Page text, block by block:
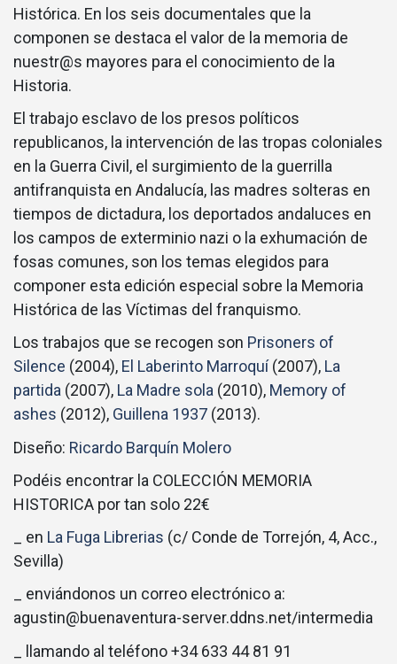
Histórica. En los seis documentales que la
componen se destaca el valor de la memoria de
nuestr@s mayores para el conocimiento de la
Historia.
El trabajo esclavo de los presos políticos
republicanos, la intervención de las tropas coloniales
en la Guerra Civil, el surgimiento de la guerrilla
antifranquista en Andalucía, las madres solteras en
tiempos de dictadura, los deportados andaluces en
los campos de exterminio nazi o la exhumación de
fosas comunes, son los temas elegidos para
componer esta edición especial sobre la Memoria
Histórica de las Víctimas del franquismo.
Los trabajos que se recogen son Prisoners of
Silence (2004), El Laberinto Marroquí(2007), La
partida (2007), La Madre sola (2010), Memory of
ashes (2012), Guillena 1937 (2013).
Diseño: Ricardo Barquín Molero
Podéis encontrar la COLECCIÓN MEMORIA
HISTORICA por tan solo 22€
_ en La Fuga Librerias (c/ Conde de Torrejón, 4, Acc.,
Sevilla)
_ enviándonos un correo electrónico a:
agustin@buenaventura-server.ddns.net/intermedia
_ llamando al teléfono +34 633 44 81 91